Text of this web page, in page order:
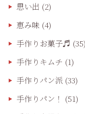
思い出 (2)
恵み味(4)
手作りお菓子♬ (35)
手作りキムチ (1)
手作りパン派 (33)
手作りパン！ (51)